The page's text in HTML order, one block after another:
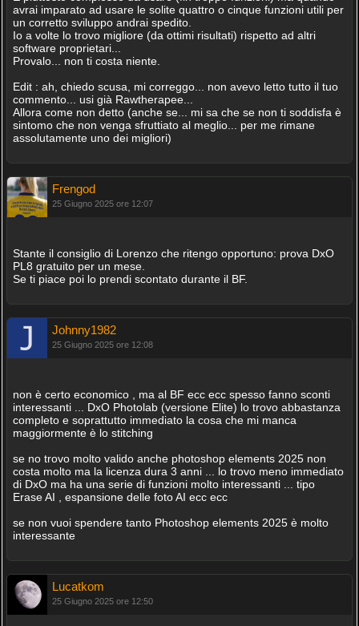
avrai imparato ad usare le solite quattro o cinque funzioni utili per
un corretto sviluppo andrai spedito.
Io a volte lo trovo migliore (da ottimi risultati) rispetto ad altri
software proprietari...
Provalo... non ti costa niente.
Edit : ah, chiedo scusa, mi correggo... non avevo letto tutto il tuo
commento... usi già Rawtherapee...
Allora come non detto (anche se... mi sa che se non ti soddisfa è
sintomo che non venga sfruttiato al meglio... per me rimane
assolutamente uno dei migliori)
Frengod
25 Giugno 2025 ore 12:07
Stante il consiglio di Lorenzo che ritengo opportuno: prova DxO
PL8 gratuito per un mese.
Se ti piace poi lo prendi scontato durante il BF.
Johnny1982
25 Giugno 2025 ore 12:08
non è certo economico , ma al BF ecc ecc spesso fanno sconti
interessanti ... DxO Photolab (versione Elite) lo trovo abbastanza
completo e soprattutto immediato la cosa che mi manca
maggiormente è lo stitching
se no trovo molto valido anche photoshop elements 2025 non
costa molto ma la licenza dura 3 anni ... lo trovo meno immediato
di DxO ma ha una serie di funzioni molto interessanti ... tipo
Erase AI , espansione delle foto AI ecc ecc
se non vuoi spendere tanto Photoshop elements 2025 è molto
interessante
Lucatkom
25 Giugno 2025 ore 12:50